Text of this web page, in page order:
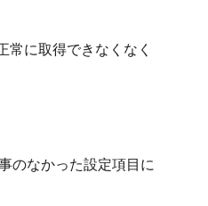
に取得できなくなく
のなかった設定項目に